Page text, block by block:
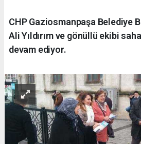
CHP Gaziosmanpaşa Belediye
Ali Yıldırım ve gönüllü ekibi
devam ediyor.